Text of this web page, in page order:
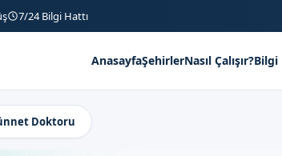
7/24 Bilgi Hattı
AnasayfaŞehirlerNasıl Çalışır?Bilgi
Doktoru